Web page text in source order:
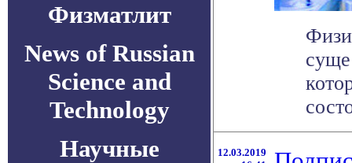
Физматлит
News of Russian
Science and
Technology
Научные
12.03.2019